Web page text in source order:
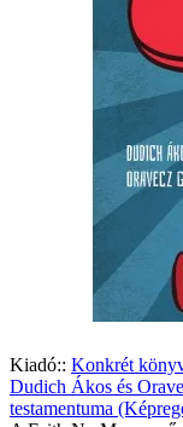
Kiadó:: Konkrét
Dudich Ákos és
testamentuma